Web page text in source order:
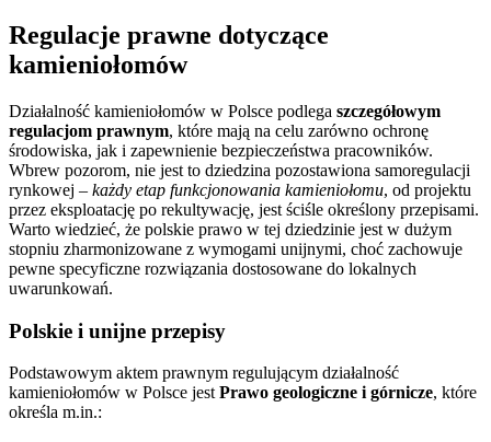
Regulacje prawne dotyczące
kamieniołomów
Działalność kamieniołomów w Polsce podlega szczegółowym
regulacjom prawnym, które mają na celu zarówno ochronę
środowiska, jak i zapewnienie bezpieczeństwa pracowników.
Wbrew pozorom, nie jest to dziedzina pozostawiona samoregulacji
rynkowej – każdy etap funkcjonowania kamieniołomu, od projektu
przez eksploatację po rekultywację, jest ściśle określony przepisami.
Warto wiedzieć, że polskie prawo w tej dziedzinie jest w dużym
stopniu zharmonizowane z wymogami unijnymi, choć zachowuje
pewne specyficzne rozwiązania dostosowane do lokalnych
uwarunkowań.
Polskie i unijne przepisy
Podstawowym aktem prawnym regulującym działalność
kamieniołomów w Polsce jestPrawo geologiczne i górnicze, które
określa m.in.: